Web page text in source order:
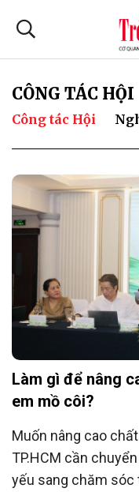
CÔNG TÁC HỘI
Công tác Hội
Làm gì để nâng
em mồ côi?
Muốn nâng cao
TP.HCM cần
yếu sang chăm sóc